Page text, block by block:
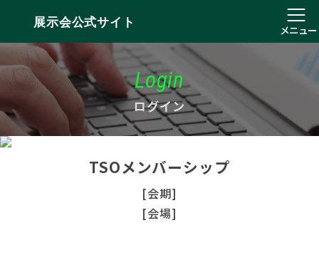
展示会公式サイト
メニュー
Login
ログイン
TSOメンバーシップ
[会期]
[会場]